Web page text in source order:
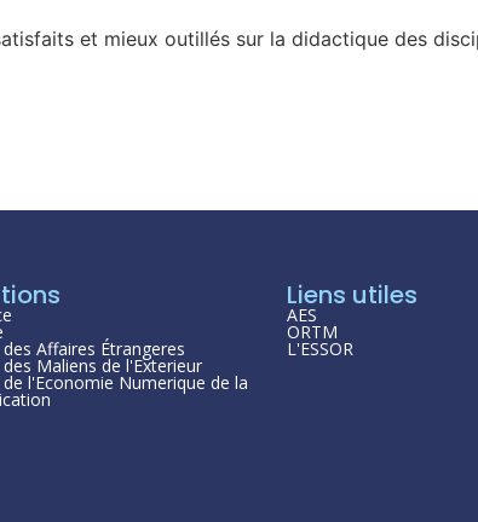
et mieux outillés sur la didactique des
Affaires Étrangeres
Maliens de l'Exterieur
l'Economie Numerique de la
Liens utiles
AES
ORTM
L'ESSOR